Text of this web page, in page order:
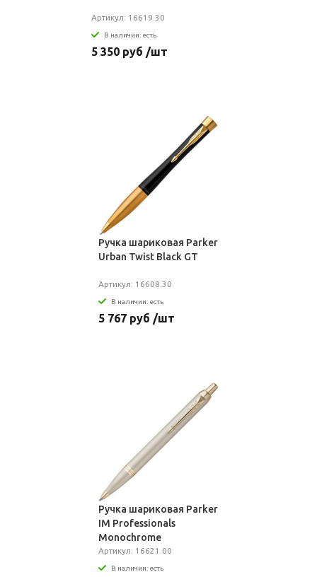
Артикул: 16619.30
В наличии: есть
5 350 руб /шт
Ручка шариковая Parker
Urban Twist Black GT
Артикул: 16608.30
В наличии: есть
5 767 руб /шт
Ручка шариковая Parker
IM Professionals
Monochrome
Champagne, золотистая
Артикул: 16621.00
В наличии: есть